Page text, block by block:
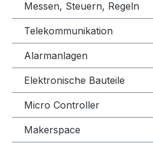
Messen, Steuern, Regeln
Telekommunikation
Alarmanlagen
Elektronische Bauteile
Micro Controller
Makerspace